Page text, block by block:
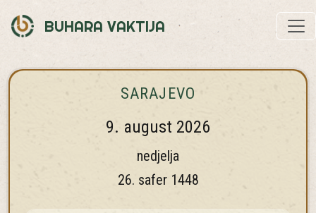
BUHARA VAKTIJA
SARAJEVO
9. august 2026
nedjelja
26. safer 1448